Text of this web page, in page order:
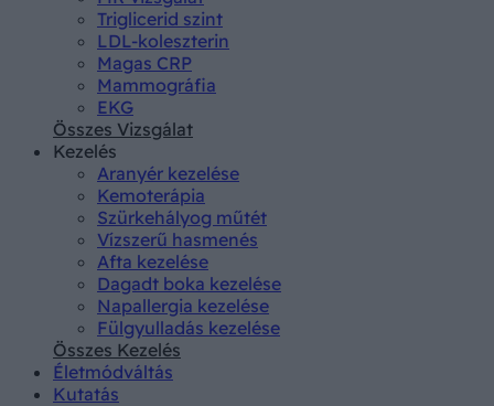
Triglicerid szint
LDL-koleszterin
Magas CRP
Mammográfia
EKG
Összes Vizsgálat
Kezelés
Aranyér kezelése
Kemoterápia
Szürkehályog műtét
Vízszerű hasmenés
Afta kezelése
Dagadt boka kezelése
Napallergia kezelése
Fülgyulladás kezelése
Összes Kezelés
Életmódváltás
Kutatás